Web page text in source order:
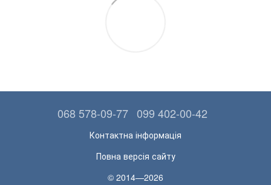
068 578-09-77 099 402-00-42
Контактна інформація
Повна версія сайту
© 2014—2026